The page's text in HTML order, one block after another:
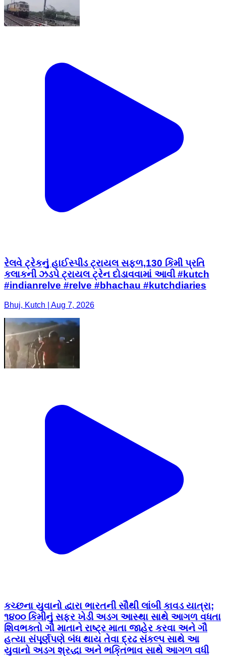
રેલવે ટ્રેકનું હાઈસ્પીડ ટ્રાયલ સફળ,130 કિમી પ્રતિ
કલાકની ઝડપે ટ્રાયલ ટ્રેન દોડાવવામાં આવી #kutch
#indianrelve #relve #bhachau #kutchdiaries
Bhuj, Kutch | Aug 7, 2026
કચ્છના યુવાનો દ્વારા ભારતની સૌથી લાંબી કાવડ યાત્રા;
૧૪૦૦ કિમીનું સફર ખેડી અડગ આસ્થા સાથે આગળ વધતા
શિવભક્તો ગૌ માતાને રાષ્ટ્ર માતા જાહેર કરવા અને ગૌ
હત્યા સંપૂર્ણપણે બંધ થાય તેવા દ્રઢ સંકલ્પ સાથે આ
યુવાનો અડગ શ્રદ્ધા અને ભકિ્તભાવ સાથે આગળ વધી